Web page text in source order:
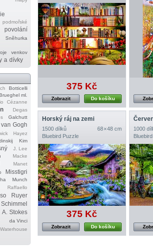
podmořské
povolání
Sněhurka
venkov
a dívky
Botticelli
ml.
Cézanne
Degas
Galchutt
van Gogh
Hayez
Kim
J. Lee
Macke
Manet
Misstigri
Munch
Raffaello
Ruyer
Schimmel
A. Stokes
da Vinci
Waterhouse
375 Kč
Do košíku
Zobrazit
Horský ráj na zemi
1500 dílků
68 × 48 cm
Bluebird Puzzle
375 Kč
Do košíku
Zobrazit
1000